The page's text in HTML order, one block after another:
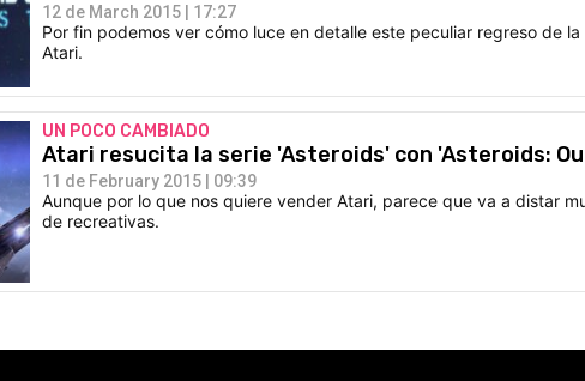
12 de March 2015 | 17:27
Por fin podemos ver cómo luce en detalle este peculiar regreso de
Atari.
UN POCO CAMBIADO
Atari resucita la serie 'Asteroids' con 'Asteroids:
11 de February 2015 | 09:39
Aunque por lo que nos quiere vender Atari, parece que va a distar
de recreativas.